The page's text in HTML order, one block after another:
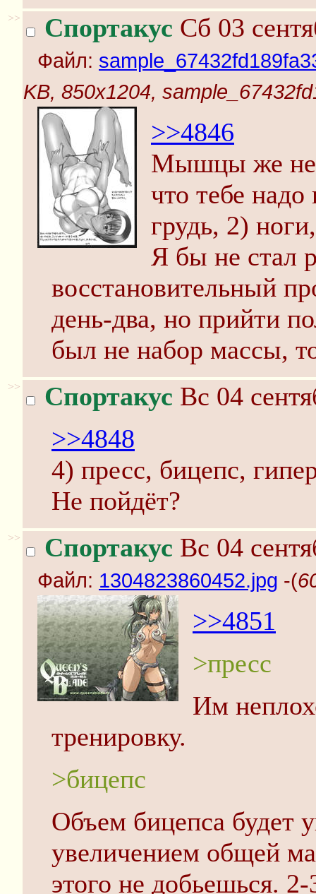
>> Спортакус Сб 03
Файл:
KB, 850x1204,
>>4846
Мышцы же не
что тебе
грудь, 2)
Я бы не стал
восстановительный
день-два, но прийти
был не набор массы,
>> Спортакус Вс 04
>>4848
4) пресс, бицепс,
Не пойдёт?
>> Спортакус Вс 04
Файл: 1304823860452.jpg -(
>>4851
>пресс
Им
тренировку.
>бицепс
Объем бицепса будет
увеличением общей
этого не добьешься.